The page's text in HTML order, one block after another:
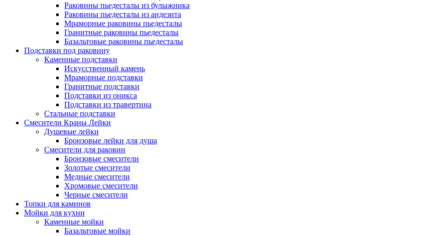
Раковины пьедесталы из булыжника
Раковины пьедесталы из андезита
Мраморные раковины пьедесталы
Гранитные раковины пьедесталы
Базальтовые раковины пьедесталы
Подставки под раковину
Каменные подставки
Искусственный камень
Мраморные подставки
Гранитные подставки
Подставки из оникса
Подставки из травертина
Стальные подставки
Смесители Краны Лейки
Душевые лейки
Бронзовые лейки для душа
Смесители для раковин
Бронзовые смесители
Золотые смесители
Медные смесители
Хромовые смесители
Черные смесители
Топки для каминов
Мойки для кухни
Каменные мойки
Базальтовые мойки